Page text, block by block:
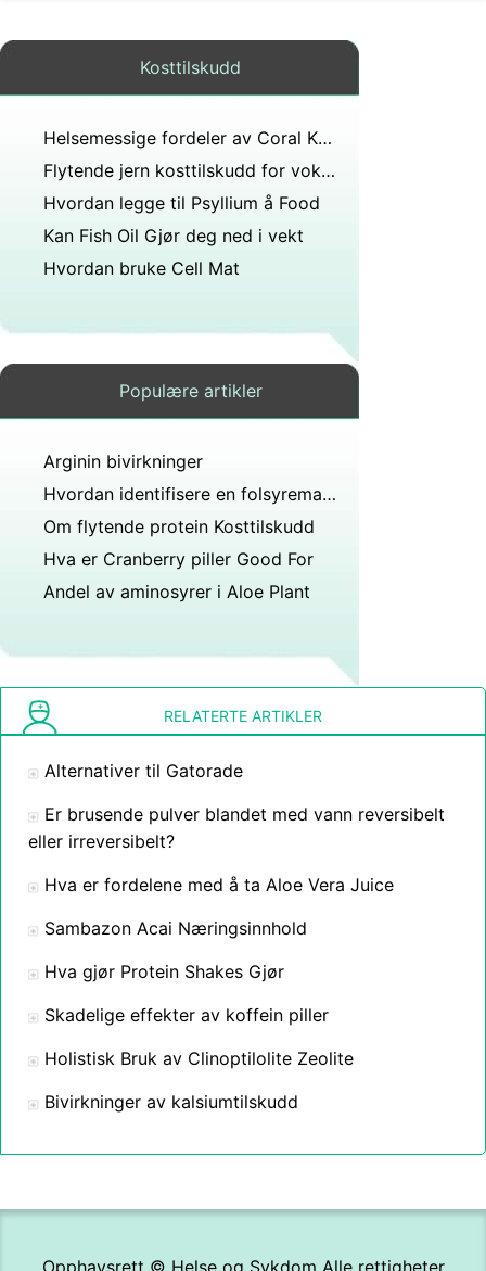
Kosttilskudd
Helsemessige fordeler av Coral Kalsium
Flytende jern kosttilskudd for voksne
Hvordan legge til Psyllium å Food
Kan Fish Oil Gjør deg ned i vekt
Hvordan bruke Cell Mat
Populære artikler
Arginin bivirkninger
Hvordan identifisere en folsyremangel
Om flytende protein Kosttilskudd
Hva er Cranberry piller Good For
Andel av aminosyrer i Aloe Plant
RELATERTE ARTIKLER
Alternativer til Gatorade
Er brusende pulver blandet med vann reversibelt
eller irreversibelt?
Hva er fordelene med å ta Aloe Vera Juice
Sambazon Acai Næringsinnhold
Hva gjør Protein Shakes Gjør
Skadelige effekter av koffein piller
Holistisk Bruk av Clinoptilolite Zeolite
Bivirkninger av kalsiumtilskudd
Opphavsrett © Helse og Sykdom Alle rettigheter